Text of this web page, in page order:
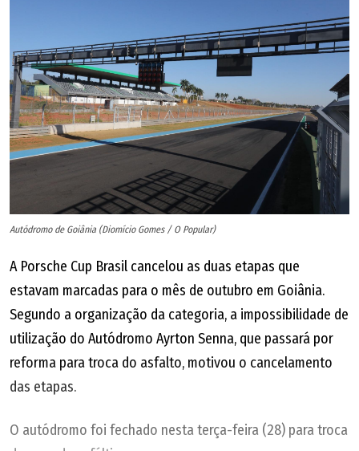
Autódromo de Goiânia (Diomício Gomes / O Popular)
A Porsche Cup Brasil cancelou as duas etapas que
estavam marcadas para o mês de outubro em Goiânia.
Segundo a organização da categoria, a impossibilidade de
utilização do Autódromo Ayrton Senna, que passará por
reforma para troca do asfalto, motivou o cancelamento
das etapas.
O autódromo foi fechado nesta terça-feira (28) para troca